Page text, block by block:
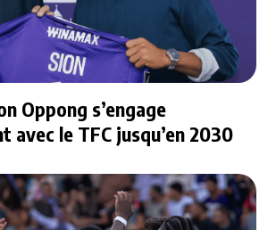
Oppong s’engage
avec le TFC jusqu’en 2030